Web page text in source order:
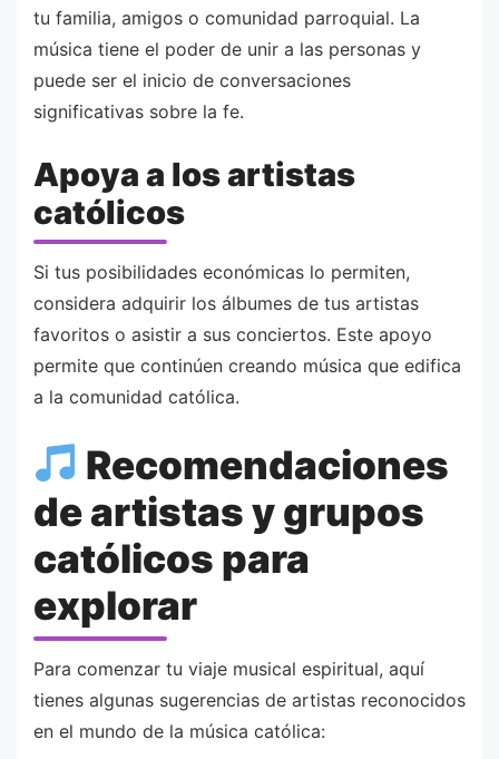
tu familia, amigos o comunidad parroquial. La
música tiene el poder de unir a las personas y
puede ser el inicio de conversaciones
significativas sobre la fe.
Apoya a los artistas
católicos
Si tus posibilidades económicas lo permiten,
considera adquirir los álbumes de tus artistas
favoritos o asistir a sus conciertos. Este apoyo
permite que continúen creando música que edifica
a la comunidad católica.
Recomendaciones
de artistas y grupos
católicos para
explorar
Para comenzar tu viaje musical espiritual, aquí
tienes algunas sugerencias de artistas reconocidos
en el mundo de la música católica: